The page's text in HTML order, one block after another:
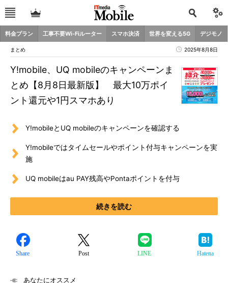
料金プラン 工事不要Wi-Fiルーター スマホ決済 世界を変える5G デジモノ
まとめ 2025年8月8日
Y!mobile、UQ mobileのキャンペーンま
とめ【8月8日最新版】 最大10万ポイ
ント還元や1円スマホあり
Y!mobileとUQ mobileのキャンペーンを確認する
Y!mobileではタイムセールやポイント付与キャンペーンを実
施
UQ mobileはau PAY残高やPontaポイントを付与
続きを読む
Share Post LINE Hatena
あなたにオススメ